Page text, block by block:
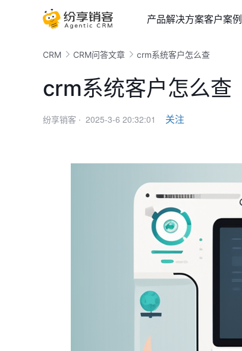
产品解决方案客户案例
CRM CRM问答文章 crm系统客户怎么查
crm系统客户怎么查
纷享销客 · 2025-3-6 20:32:01 关注